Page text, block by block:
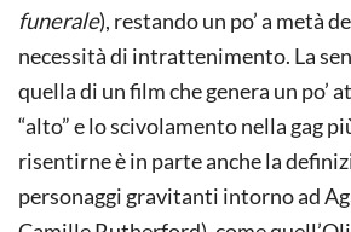
funerale), restando un po’ a metà
necessità di intrattenimento. La
quella di un film che genera un po’
“alto” e lo scivolamento nella gag
risentirne è in parte anche la
personaggi gravitanti intorno ad